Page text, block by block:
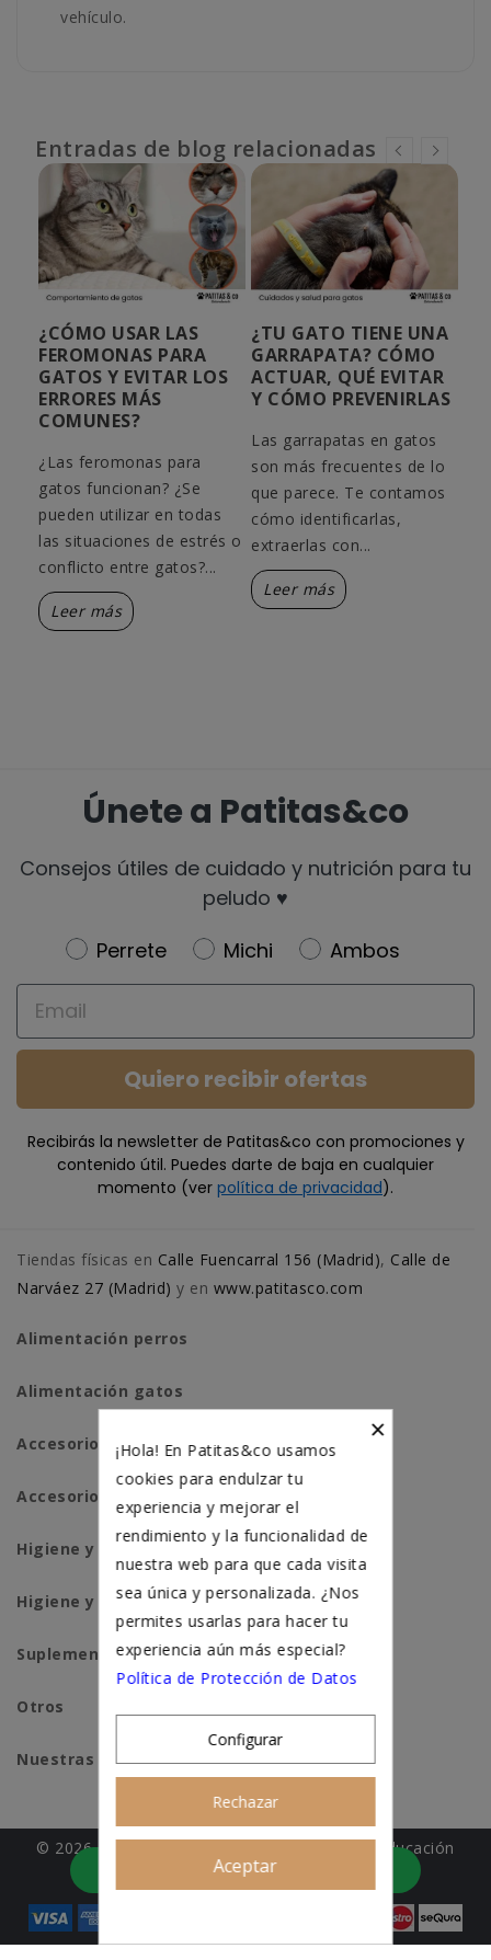
vehículo.
Entradas de blog relacionadas
¿CÓMO USAR LAS
FEROMONAS PARA
GATOS Y EVITAR LOS
ERRORES MÁS
COMUNES?
¿Las feromonas para
gatos funcionan? ¿Se
pueden utilizar en todas
las situaciones de estrés o
conflicto entre gatos?...
Leer más
¿TU GATO TIENE UNA
GARRAPATA? CÓMO
ACTUAR, QUÉ EVITAR
Y CÓMO PREVENIRLAS
Las garrapatas en gatos
son más frecuentes de lo
que parece. Te contamos
cómo identificarlas,
extraerlas con...
Leer más
Únete a Patitas&co
Consejos útiles de cuidado y nutrición para tu
peludo ♥️
Newsletter
Perrete Michi
Ambos
Email
Quiero recibir ofertas
Recibirás la newsletter de Patitas&co con promociones y
contenido útil. Puedes darte de baja en cualquier
momento (ver política de privacidad).
Tiendas físicas en Calle Fuencarral 156 (Madrid), Calle de
Narváez 27 (Madrid) y en www.patitasco.com
Alimentación perros
Alimentación gatos
Accesorios perros
Accesorios para gatos
Higiene y salud perros
Higiene y salud gatos
Suplementación natural
Otros
Nuestras tiendas
© 2026 - Patitas&co, Alimentación natural y educación
amable
Asesoramiento personalizado
×
¡Hola! En Patitas&co usamos
cookies para endulzar tu
experiencia y mejorar el
rendimiento y la funcionalidad de
nuestra web para que cada visita
sea única y personalizada. ¿Nos
permites usarlas para hacer tu
experiencia aún más especial?
Política de Protección de Datos
Configurar
Rechazar
Aceptar